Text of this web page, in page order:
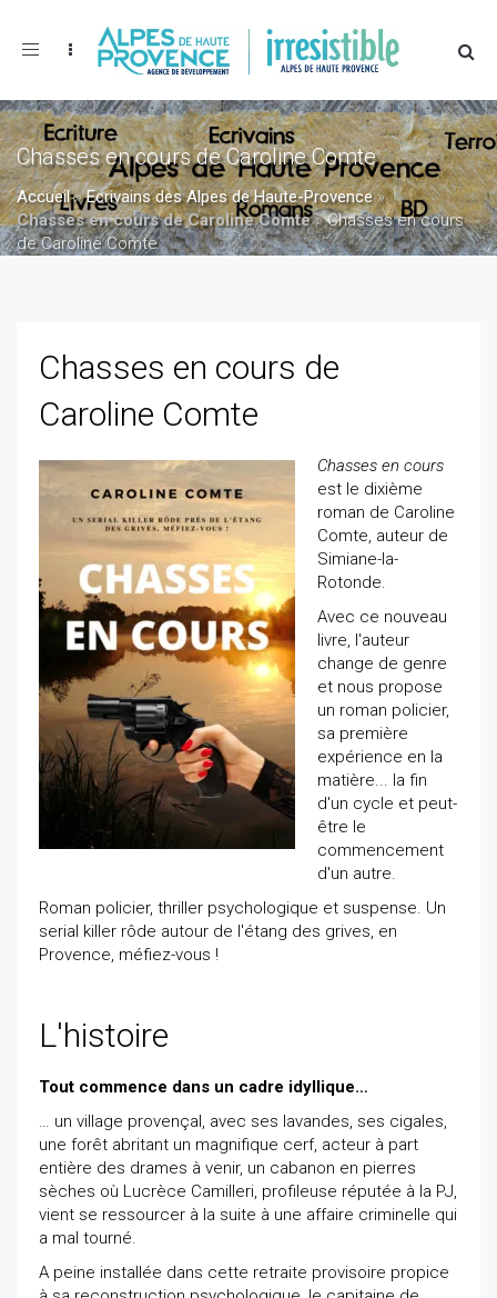
Toggle
Chasses en cours de Caroline Comte
Accueil»Ecrivains des Alpes de Haute-Provence»
Chasses en cours de Caroline Comte»Chasses en cours
de Caroline Comte
Chasses en cours de
Caroline Comte
Chasses en cours
est le dixième
roman de Caroline
Comte, auteur de
Simiane-la-
Rotonde.
Avec ce nouveau
livre, l'auteur
change de genre
et nous propose
un roman policier,
sa première
expérience en la
matière... la fin
d'un cycle et peut-
être le
commencement
d'un autre.
Roman policier, thriller psychologique et suspense. Un
serial killer rôde autour de l'étang des grives, en
Provence, méfiez-vous !
L'histoire
Tout commence dans un cadre idyllique…
… un village provençal, avec ses lavandes, ses cigales,
une forêt abritant un magnifique cerf, acteur à part
entière des drames à venir, un cabanon en pierres
sèches où Lucrèce Camilleri, profileuse réputée à la PJ,
vient se ressourcer à la suite à une affaire criminelle qui
a mal tourné.
A peine installée dans cette retraite provisoire propice